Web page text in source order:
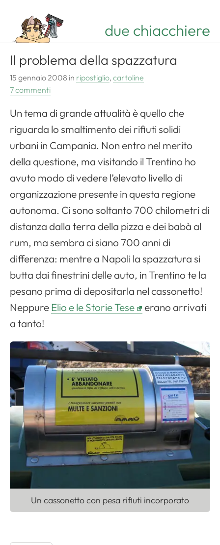
due chiacchiere
Il problema della spazzatura
15 gennaio 2008 in ripostiglio, cartoline
7 commenti
Un tema di grande attualità è quello che
riguarda lo smaltimento dei rifiuti solidi
urbani in Campania. Non entro nel merito
della questione, ma visitando il Trentino ho
avuto modo di vedere l’elevato livello di
organizzazione presente in questa regione
autonoma. Ci sono soltanto 700 chilometri di
distanza dalla terra della pizza e dei babà al
rum, ma sembra ci siano 700 anni di
differenza: mentre a Napoli la spazzatura si
butta dai finestrini delle auto, in Trentino te la
pesano prima di depositarla nel cassonetto!
NeppureElio e le Storie Tese
erano arrivati
a tanto!
Un cassonetto con pesa rifiuti incorporato